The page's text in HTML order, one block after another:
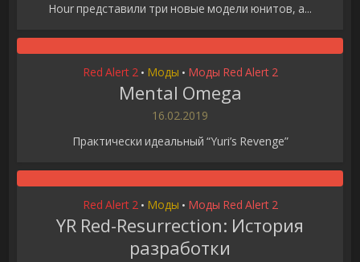
Hour представили три новые модели юнитов, а...
Red Alert 2 • Моды • Моды Red Alert 2
Mental Omega
16.02.2019
Практически идеальный “Yuri’s Revenge”
Red Alert 2 • Моды • Моды Red Alert 2
YR Red-Resurrection: История
разработки